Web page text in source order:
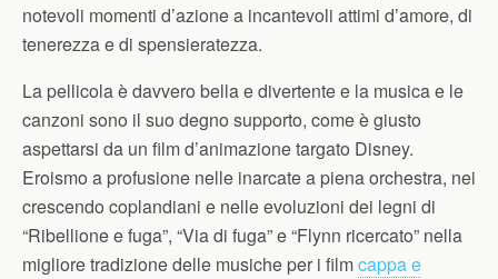
notevoli momenti d’azione a incantevoli attimi d’amore, di
tenerezza e di spensieratezza.
La pellicola è davvero bella e divertente e la musica e le
canzoni sono il suo degno supporto, come è giusto
aspettarsi da un film d’animazione targato Disney.
Eroismo a profusione nelle inarcate a piena orchestra, nei
crescendo coplandiani e nelle evoluzioni dei legni di
“Ribellione e fuga”, “Via di fuga” e “Flynn ricercato” nella
migliore tradizione delle musiche per i filmcappa e